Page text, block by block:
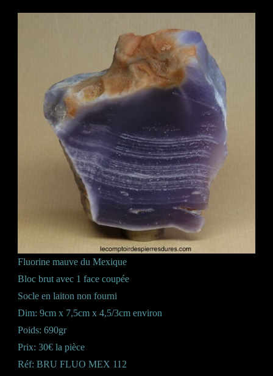
Fluorine mauve du Mexique
Bloc brut avec 1 face coupée
Socle en laiton non fourni
Dim: 9cm x 7,5cm x 4,5/3cm environ
Poids: 690gr
Prix: 30€ la pièce
Réf: BRU FLUO MEX 112